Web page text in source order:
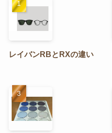
レイバンRBとRXの違い